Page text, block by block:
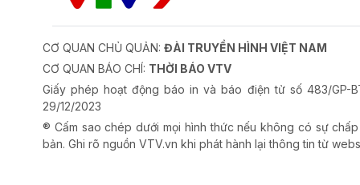
CƠ QUAN CHỦ QUẢN: ĐÀI TRUYỀN HÌNH VIỆT NAM
CƠ QUAN BÁO CHÍ: THỜI BÁO VTV
Giấy phép hoạt động báo in và báo điện tử số 483/GP-
29/12/2023
® Cấm sao chép dưới mọi hình thức nếu không có sự
bản. Ghi rõ nguồn VTV.vn khi phát hành lại thông tin từ